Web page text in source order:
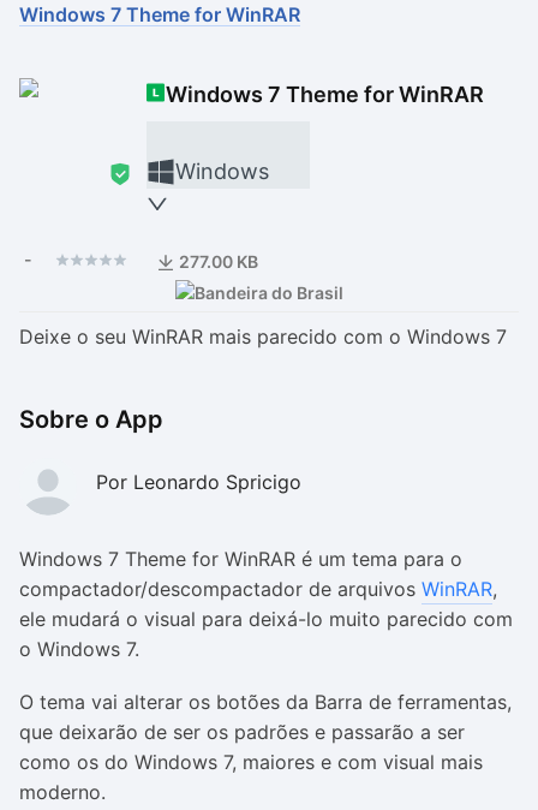
Ver mais
Ver mais
Windows 7 Theme for WinRAR
Windows 7 Theme for WinRAR
Windows
- 277.00 KB
Deixe o seu WinRAR mais parecido com o Windows 7
Sobre o App
Por Leonardo Spricigo
Windows 7 Theme for WinRAR é um tema para o
compactador/descompactador de arquivos WinRAR,
ele mudará o visual para deixá-lo muito parecido com
o Windows 7.
O tema vai alterar os botões da Barra de ferramentas,
que deixarão de ser os padrões e passarão a ser
como os do Windows 7, maiores e com visual mais
moderno.